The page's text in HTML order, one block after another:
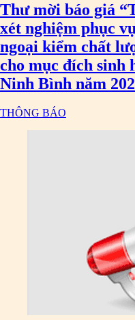
Thư mời báo giá
xét nghiệm phục
ngoại kiểm chất
cho mục đích sinh
Ninh Bình năm
THÔNG BÁO